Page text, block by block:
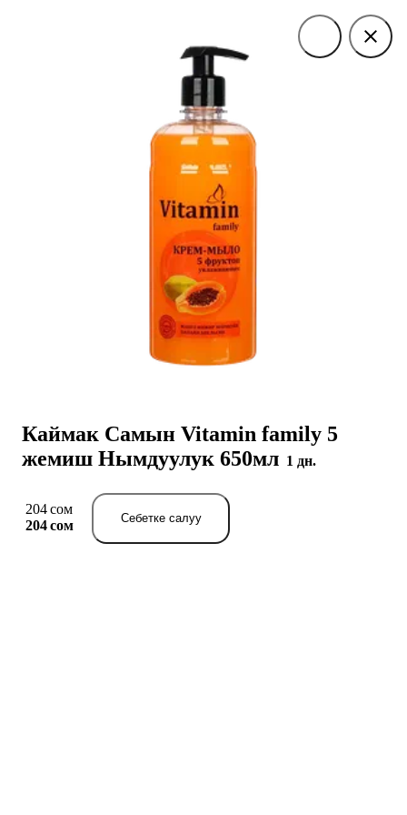
Каймак Самын Vitamin family 5
жемиш Нымдуулук 650мл 1 дн.
204 сом
204 сом
Себетке салуу